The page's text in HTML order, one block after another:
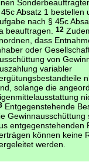
45c Absatz 1 bestellen
nach § 45c
beauftragen.12
dass
oder
von
variabler
solange die
Entgegenstehende
Gewinnausschüttung
entgegenstehenden
können keine
werden.